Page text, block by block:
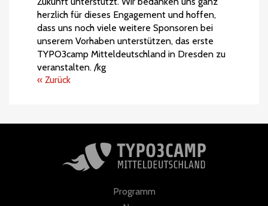
herzlich für dieses Engagement und hoffen,
dass uns noch viele weitere Sponsoren bei
unserem Vorhaben unterstützen, das erste
TYPO3camp Mitteldeutschland in Dresden zu
veranstalten. /kg
« Zurück
Programm